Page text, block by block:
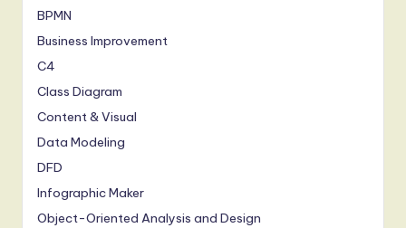
BPMN
Business Improvement
C4
Class Diagram
Content & Visual
Data Modeling
DFD
Infographic Maker
Object-Oriented Analysis and Design